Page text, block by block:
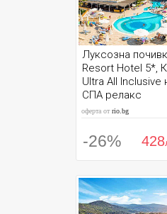
Луксозна
Resort Hotel 5*,
Ultra All Inclusive
СПА релакс
оферта отrio.bg
-26% 428